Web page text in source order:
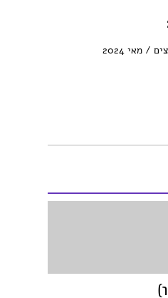
מאי 2024